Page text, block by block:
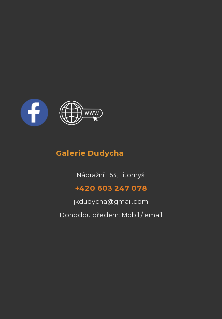
Galerie Dudycha
Nádražní 1153, Litomyšl
+420 603 247 078
jkdudycha@gmail.com
Dohodou předem: Mobil / email